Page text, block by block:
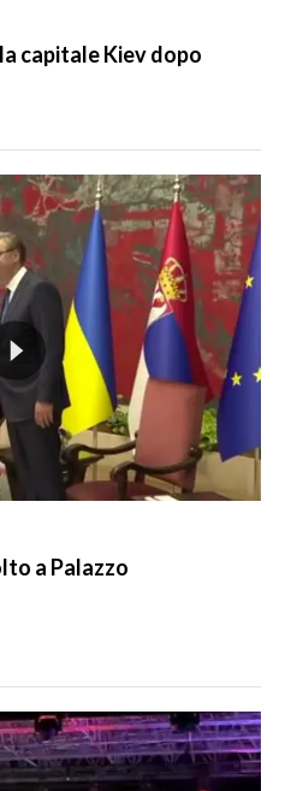
capitale Kiev dopo
a Palazzo